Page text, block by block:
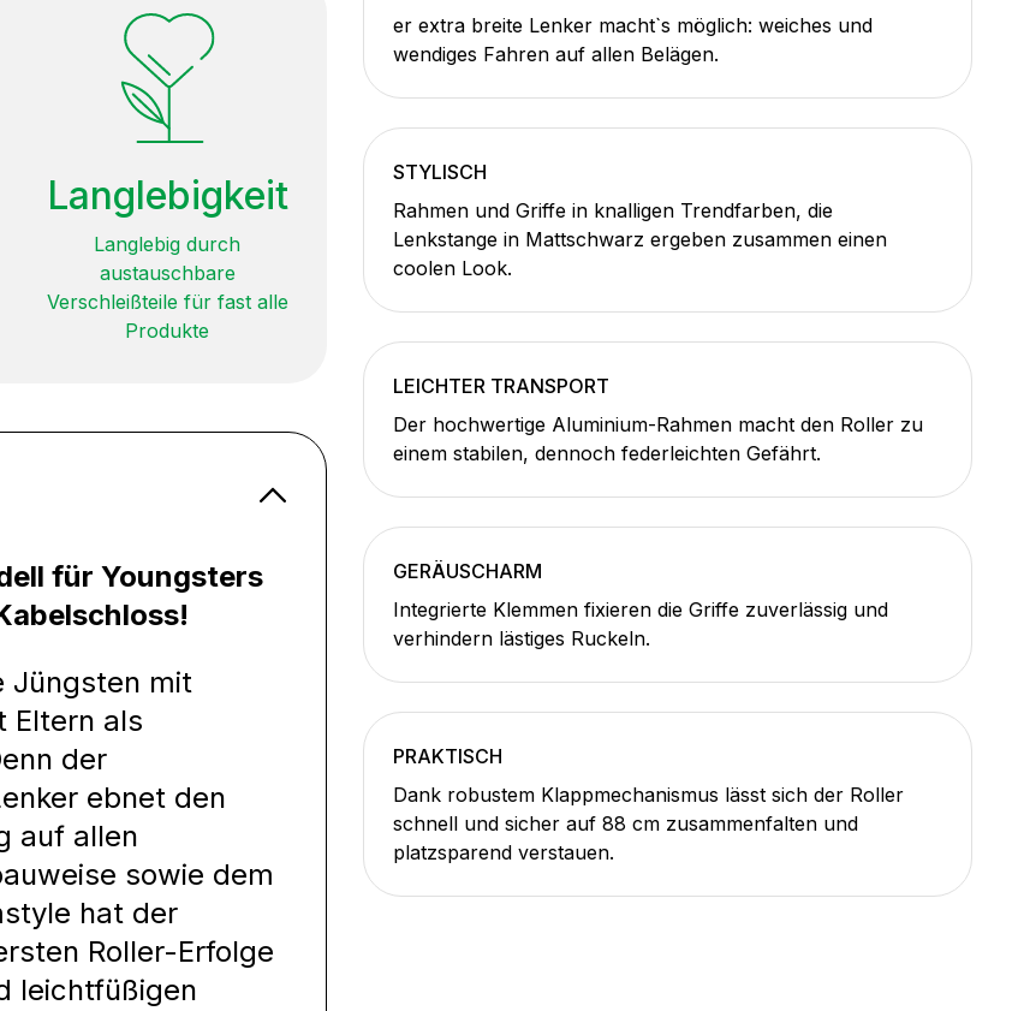
Langlebigkeit
Langlebig durch
austauschbare
Verschleißteile für fast alle
Produkte
er extra breite Lenker macht`s möglich: weiches und
wendiges Fahren auf allen Belägen.
STYLISCH
Rahmen und Griffe in knalligen Trendfarben, die
Lenkstange in Mattschwarz ergeben zusammen einen
coolen Look.
LEICHTER TRANSPORT
Der hochwertige Aluminium-Rahmen macht den Roller zu
einem stabilen, dennoch federleichten Gefährt.
GERÄUSCHARM
Integrierte Klemmen fixieren die Griffe zuverlässig und
verhindern lästiges Ruckeln.
PRAKTISCH
Dank robustem Klappmechanismus lässt sich der Roller
schnell und sicher auf 88 cm zusammenfalten und
platzsparend verstauen.
für Youngsters
Jüngsten mit
Eltern als
der
ebnet den
auf allen
sowie dem
hat der
Roller-Erfolge
leichtfüßigen